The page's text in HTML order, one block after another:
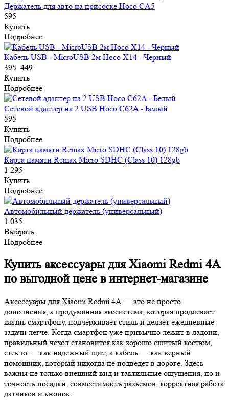
Держатель для авто на присоске Hoco CA5
595
Купить
Подробнее
Кабель USB - MicroUSB 2м Hoco X14 - Черный
395 449
Купить
Подробнее
Сетевой адаптер на 2 USB Hoco C62A - Белый
595
Купить
Подробнее
Карта памяти Remax Micro SDHC (Class 10) 128gb
1 295
Купить
Подробнее
Автомобильный держатель (универсальный)
1 035
Выбрать
Подробнее
Купить аксессуары для Xiaomi Redmi 4A
по выгодной цене в интернет-магазине
Аксессуары для Xiaomi Redmi 4A — это не просто
дополнения, а продуманная экосистема, которая продлевает
жизнь смартфону, подчеркивает стиль и делает ежедневные
задачи легче. Когда смартфон уже привычно лежит в ладони,
правильный чехол становится как хорошо сшитый костюм,
стекло — как надежный щит, а кабель — как верный
помощник, который никогда не подведет в дороге. Здесь
важны не только внешний вид и тактильные ощущения, но и
точность посадки, совместимость разъемов, корректная работа
датчиков и кнопок.